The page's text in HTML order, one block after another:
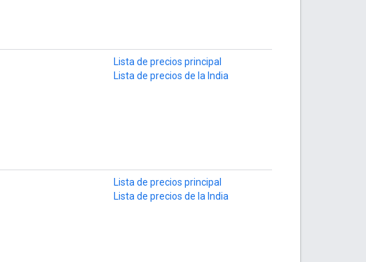
Lista de precios principal
Lista de precios de la India
Lista de precios principal
Lista de precios de la India